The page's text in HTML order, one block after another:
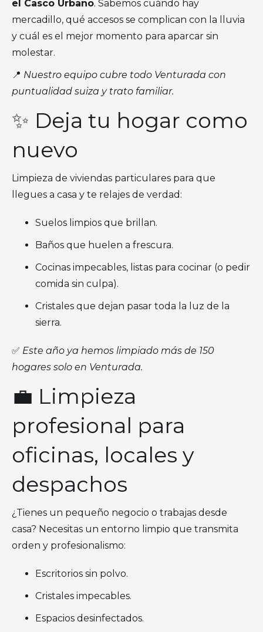
el Casco Urbano. Sabemos cuándo hay
mercadillo, qué accesos se complican con la lluvia
y cuál es el mejor momento para aparcar sin
molestar.
📍 Nuestro equipo cubre todo Venturada con
puntualidad suiza y trato familiar.
✨ Deja tu hogar como
nuevo
Limpieza de viviendas particulares para que
llegues a casa y te relajes de verdad:
Suelos limpios que brillan.
Baños que huelen a frescura.
Cocinas impecables, listas para cocinar (o pedir
comida sin culpa).
Cristales que dejan pasar toda la luz de la
sierra.
✅ Este año ya hemos limpiado más de 150
hogares solo en Venturada.
💼 Limpieza
profesional para
oficinas, locales y
despachos
¿Tienes un pequeño negocio o trabajas desde
casa? Necesitas un entorno limpio que transmita
orden y profesionalismo:
Escritorios sin polvo.
Cristales impecables.
Espacios desinfectados.